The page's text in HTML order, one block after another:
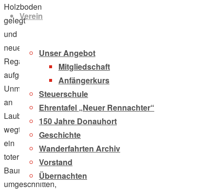
Verein
Unser Angebot
Mitgliedschaft
Anfängerkurs
Steuerschule
Ehrentafel „Neuer Rennachter“
150 Jahre Donauhort
Geschichte
Wanderfahrten Archiv
Vorstand
Übernachten
Holzboden
gelegt
und
neue
Regale
aufgestellt,
Unmengen
an
Laub
wegtransportiert,
ein
toter
Baum
umgeschnitten,